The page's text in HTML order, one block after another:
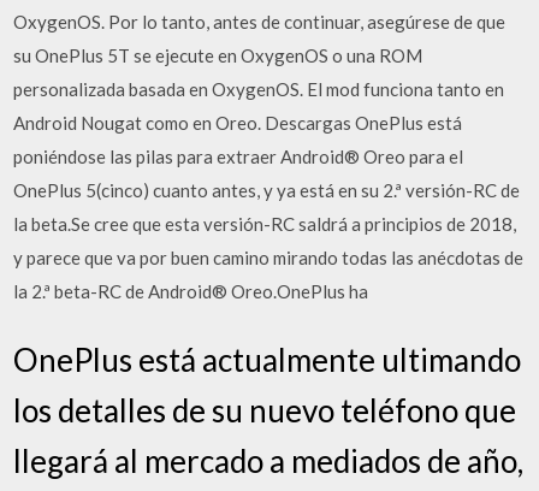
OxygenOS. Por lo tanto, antes de continuar, asegúrese de que
su OnePlus 5T se ejecute en OxygenOS o una ROM
personalizada basada en OxygenOS. El mod funciona tanto en
Android Nougat como en Oreo. Descargas OnePlus está
poniéndose las pilas para extraer Android® Oreo para el
OnePlus 5(cinco) cuanto antes, y ya está en su 2.ª versión-RC de
la beta.Se cree que esta versión-RC saldrá a principios de 2018,
y parece que va por buen camino mirando todas las anécdotas de
la 2.ª beta-RC de Android® Oreo.OnePlus ha
OnePlus está actualmente ultimando
los detalles de su nuevo teléfono que
llegará al mercado a mediados de año,